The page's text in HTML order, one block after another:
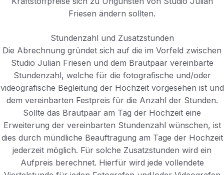
Friesen ändern sollten.
Stundenzahl und Zusatzstunden
Die Abrechnung gründet sich auf die im Vorfeld zwischen
Studio Julian Friesen und dem Brautpaar vereinbarte
Stundenzahl, welche für die fotografische und/oder
videografische Begleitung der Hochzeit vorgesehen ist und
dem vereinbarten Festpreis für die Anzahl der Stunden.
Sollte das Brautpaar am Tag der Hochzeit eine
Erweiterung der vereinbarten Stundenzahl wünschen, ist
dies durch mündliche Beauftragung am Tage der Hochzeit
jederzeit möglich. Für solche Zusatzstunden wird ein
Aufpreis berechnet. Hierfür wird jede vollendete